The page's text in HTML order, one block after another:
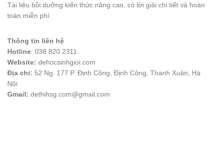
Tài liệu bồi dưỡng kiến thức nâng cao, có lời giải chi tiết và hoàn
toàn miễn phí.
Thông tin liên hệ
Hotline: 038 820 2311
Website: dehocsinhgioi.com
Địa chỉ: 52 Ng. 177 P. Định Công, Định Công, Thanh Xuân, Hà
Nội
Gmail: dethihsg.com@gmail.com